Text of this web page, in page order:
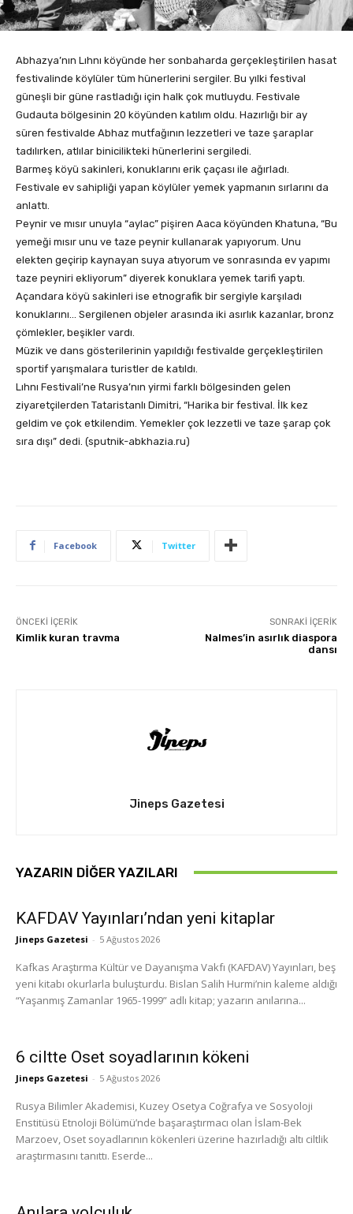
Abhazya’nın Lıhnı köyünde her sonbaharda gerçekleştirilen hasat
festivalinde köylüler tüm hünerlerini sergiler. Bu yılki festival
güneşli bir güne rastladığı için halk çok mutluydu. Festivale
Gudauta bölgesinin 20 köyünden katılım oldu. Hazırlığı bir ay
süren festivalde Abhaz mutfağının lezzetleri ve taze şaraplar
tadılırken, atlılar binicilikteki hünerlerini sergiledi.
Barmeş köyü sakinleri, konuklarını erik çaçası ile ağırladı.
Festivale ev sahipliği yapan köylüler yemek yapmanın sırlarını da
anlattı.
Peynir ve mısır unuyla “aylac” pişiren Aaca köyünden Khatuna, “Bu
yemeği mısır unu ve taze peynir kullanarak yapıyorum. Unu
elekten geçirip kaynayan suya atıyorum ve sonrasında ev yapımı
taze peyniri ekliyorum” diyerek konuklara yemek tarifi yaptı.
Açandara köyü sakinleri ise etnografik bir sergiyle karşıladı
konuklarını… Sergilenen objeler arasında iki asırlık kazanlar, bronz
çömlekler, beşikler vardı.
Müzik ve dans gösterilerinin yapıldığı festivalde gerçekleştirilen
sportif yarışmalara turistler de katıldı.
Lıhnı Festivali’ne Rusya’nın yirmi farklı bölgesinden gelen
ziyaretçilerden Tataristanlı Dimitri, “Harika bir festival. İlk kez
geldim ve çok etkilendim. Yemekler çok lezzetli ve taze şarap çok
sıra dışı” dedi. (sputnik-abkhazia.ru)
Facebook Twitter
ÖNCEKI İÇERIK
Kimlik kuran travma
SONRAKI İÇERIK
Nalmes’in asırlık diaspora
dansı
Jineps Gazetesi
YAZARIN DIĞER YAZILARI
KAFDAV Yayınları’ndan yeni kitaplar
Jineps Gazetesi - 5 Ağustos 2026
Kafkas Araştırma Kültür ve Dayanışma Vakfı (KAFDAV) Yayınları, beş
yeni kitabı okurlarla buluşturdu. Bislan Salih Hurmi’nin kaleme aldığı
“Yaşanmış Zamanlar 1965-1999” adlı kitap; yazarın anılarına...
6 ciltte Oset soyadlarının kökeni
Jineps Gazetesi - 5 Ağustos 2026
Rusya Bilimler Akademisi, Kuzey Osetya Coğrafya ve Sosyoloji
Enstitüsü Etnoloji Bölümü’nde başaraştırmacı olan İslam-Bek
Marzoev, Oset soyadlarının kökenleri üzerine hazırladığı altı ciltlik
araştırmasını tanıttı. Eserde...